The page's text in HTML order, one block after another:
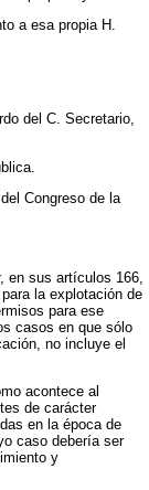
a esa propia H.
del C. Secretario,
Congreso de la
en sus artículos 166,
la explotación de
para ese
casos en que sólo
no incluye el
acontece al
de carácter
en la época de
caso debería ser
y